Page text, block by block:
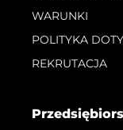
WARUNKI
POLITYKA
REKRUTACJA